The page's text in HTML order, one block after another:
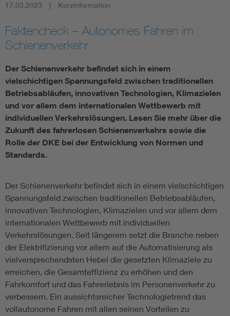
Assisted Living
Electromobility
Energy efficiency
Energy storage
17.03.2023 Kurzinformation
Faktencheck – Autonomes Fahren im
Schienenverkehr
Der Schienenverkehr befindet sich in einem
vielschichtigen Spannungsfeld zwischen traditionellen
Betriebsabläufen, innovativen Technologien, Klimazielen
und vor allem dem internationalen Wettbewerb mit
individuellen Verkehrslösungen. Lesen Sie mehr über die
Zukunft des fahrerlosen Schienenverkehrs sowie die
Rolle der DKE bei der Entwicklung von Normen und
Standards.
Der Schienenverkehr befindet sich in einem vielschichtigen
Spannungsfeld zwischen traditionellen Betriebsabläufen,
innovativen Technologien, Klimazielen und vor allem dem
internationalen Wettbewerb mit individuellen
Verkehrslösungen. Seit längerem setzt die Branche neben
der Elektrifizierung vor allem auf die Automatisierung als
vielversprechendsten Hebel die gesetzten Klimaziele zu
erreichen, die Gesamteffizienz zu erhöhen und den
Fahrkomfort und das Fahrerlebnis im Personenverkehr zu
verbessern. Ein aussichtsreicher Technologietrend das
vollautonome Fahren mit allen seinen Vorteilen zu